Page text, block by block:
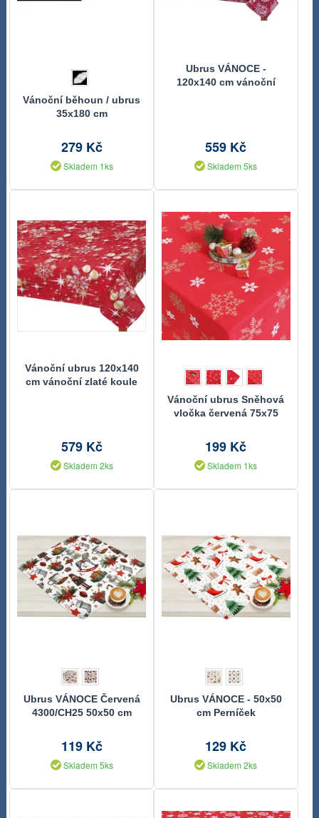
Vánoční běhoun / ubrus
35x180 cm
279 Kč
Skladem 1ks
Ubrus VÁNOCE -
120x140 cm vánoční
559 Kč
Skladem 5ks
Vánoční ubrus 120x140
cm vánoční zlaté koule
579 Kč
Skladem 2ks
Vánoční ubrus Sněhová
vločka červená 75x75
199 Kč
Skladem 1ks
Ubrus VÁNOCE Červená
4300/CH25 50x50 cm
119 Kč
Skladem 5ks
Ubrus VÁNOCE - 50x50
cm Perníček
129 Kč
Skladem 2ks